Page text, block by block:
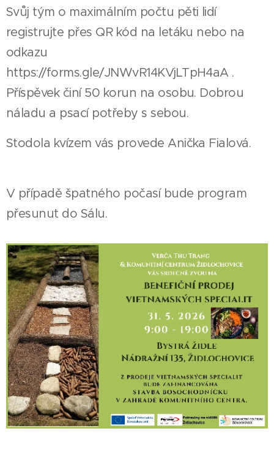
Svůj tým o maximálním počtu pěti lidí
registrujte přes QR kód na letáku nebo na
odkazu
https://forms.gle/JNWvR14KVjLTpH4aA .
Příspěvek činí 50 korun na osobu. Dobrou
náladu a psací potřeby s sebou.
Stodola kvízem vás provede Anička Fialová.
V případě špatného počasí bude program
přesunut do Sálu.